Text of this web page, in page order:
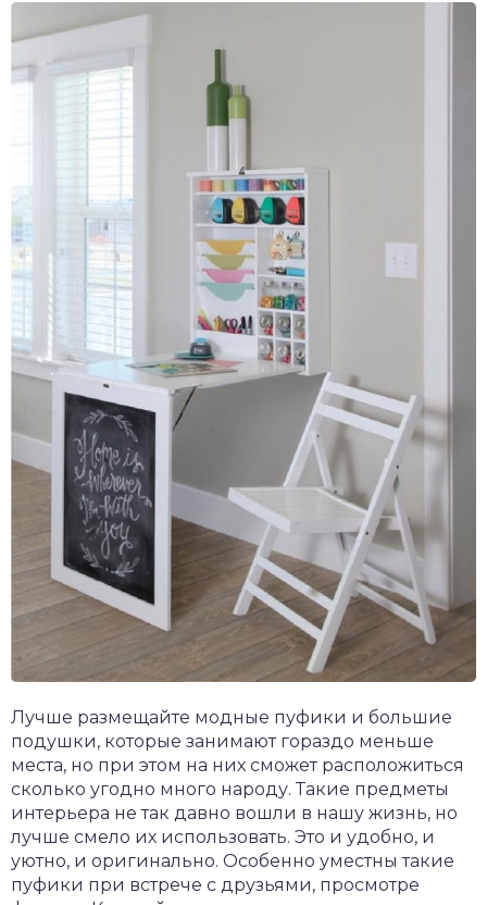
Лучше размещайте модные пуфики и большие
подушки, которые занимают гораздо меньше
места, но при этом на них сможет расположиться
сколько угодно много народу. Такие предметы
интерьера не так давно вошли в нашу жизнь, но
лучше смело их использовать. Это и удобно, и
уютно, и оригинально. Особенно уместны такие
пуфики при встрече с друзьями, просмотре